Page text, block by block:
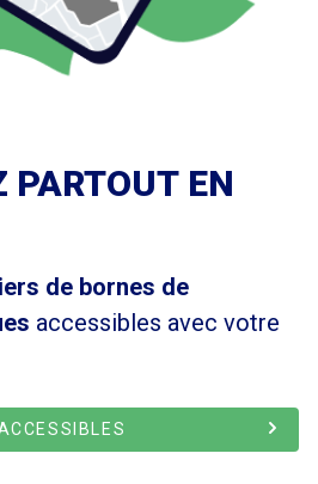
PARTOUT EN
de bornes de
accessibles avec votre